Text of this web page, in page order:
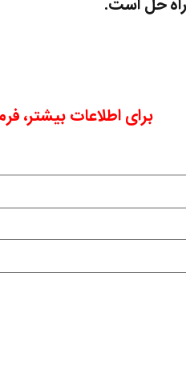
برای اطلاعات بیشتر،